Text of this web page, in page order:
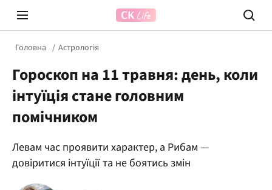
Prosecco Time
Головна Астрологія
Гороскоп на 11 травня: день, коли
інтуїція стане головним
помічником
Левам час проявити характер, а Рибам —
довіритися інтуїції та не боятись змін